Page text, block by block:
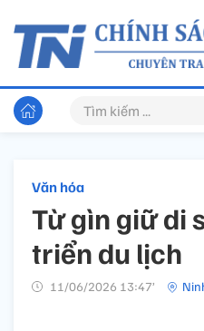
Văn hóa
Từ gìn giữ di
triển du lịch
11/06/2026 13:47’